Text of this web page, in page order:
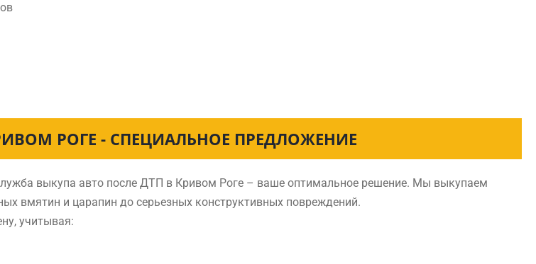
РОГЕ - СПЕЦИАЛЬНОЕ ПРЕДЛОЖЕНИЕ
выкупа авто после ДТП в Кривом Роге – ваше оптимальное решение. Мы выкупаем
вмятин и царапин до серьезных конструктивных повреждений.
учитывая: